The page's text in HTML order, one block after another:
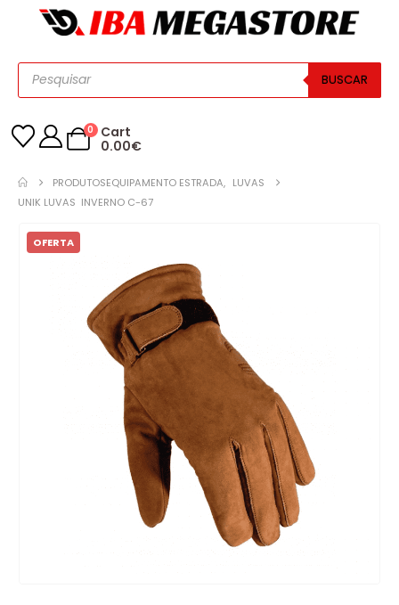
BUSCAR
0
Cart
0.00€
PRODUTOSEQUIPAMENTO ESTRADA, LUVAS
UNIK LUVAS INVERNO C-67
OFERTA